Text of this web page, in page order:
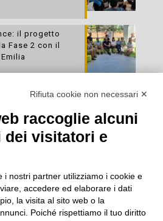
il progetto
Fase 2 con il
preventivi
Rifiuta cookie non necessari ✕
raccoglie alcuni
dei visitatori e
i nostri partner utilizziamo i cookie e
accedere ed elaborare i dati
la visita al sito web o la
Poiché rispettiamo il tuo diritto